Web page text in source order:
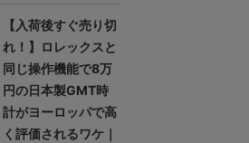
【入荷後すぐ売り切
れ！】ロレックスと
同じ操作機能で8万
円の日本製GMT時
計がヨーロッパで高
く評価されるワケ｜